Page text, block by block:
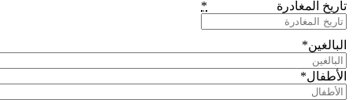
تاريخ المغادرة
البالغين*
الأطفال *